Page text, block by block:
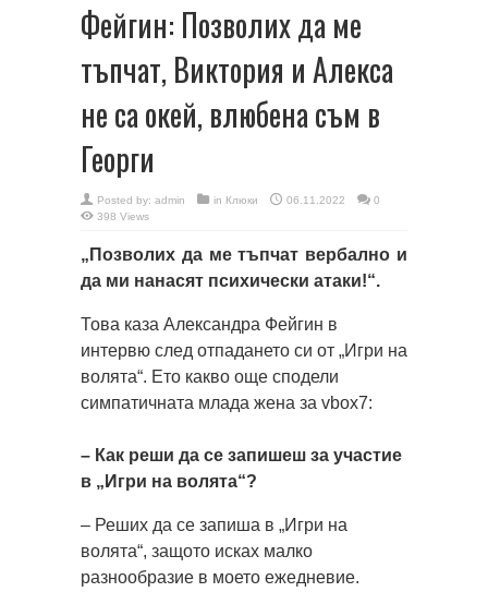
Фейгин: Позволих да ме
тъпчат, Виктория и Алекса
не са окей, влюбена съм в
Георги
Posted by: admin in Клюки 06.11.2022
0
398 Views
„Позволих да ме тъпчат вербално и
да ми нанасят психически атаки!“.
Това каза Александра Фейгин в
интервю след отпадането си от „Игри на
волята“. Ето какво още сподели
симпатичната млада жена за vbox7:
– Как реши да се запишеш за участие
в „Игри на волята“?
– Реших да се запиша в „Игри на
волята“, защото исках малко
разнообразие в моето ежедневие.